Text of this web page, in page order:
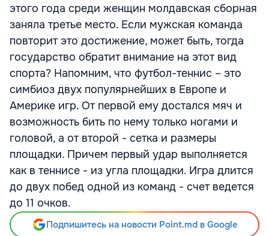
этого года среди женщин молдавская сборная
заняла третье место. Если мужская команда
повторит это достижение, может быть, тогда
государство обратит внимание на этот вид
спорта? Напомним, что футбол-теннис – это
симбиоз двух популярнейших в Европе и
Америке игр. От первой ему достался мяч и
возможность бить по нему только ногами и
головой, а от второй - сетка и размеры
площадки. Причем первый удар выполняется
как в теннисе - из угла площадки. Игра длится
до двух побед одной из команд - счет ведется
до 11 очков.
Подпишитесь на новости Point.md в Google